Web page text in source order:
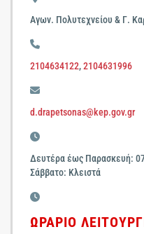
Αγων. Πολυτεχνείου & Γ.
2104634122,2104631996
d.drapetsonas@kep.gov.gr
Δευτέρα έως Παρασκευή:
Σάββατο: Κλειστά
ΩΡΑΡΙΟ